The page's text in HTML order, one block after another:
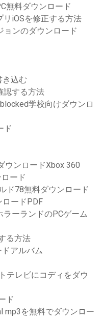
無料ダウンロード
iOSを修正する方法
ョンのダウンロード
き込む
認する方法
学校向けダウンロ
ド
ウンロードXbox 360
ード
ド78無料ダウンロード
ードPDF
ーランドのPCゲーム
る方法
アルバム
テレビにコディをダウ
ド
mp3を無料でダウンロー